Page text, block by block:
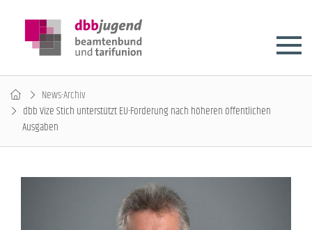
News-Archiv
dbb Vize Stich unterstützt EU-Forderung nach höheren öffentlichen
Ausgaben